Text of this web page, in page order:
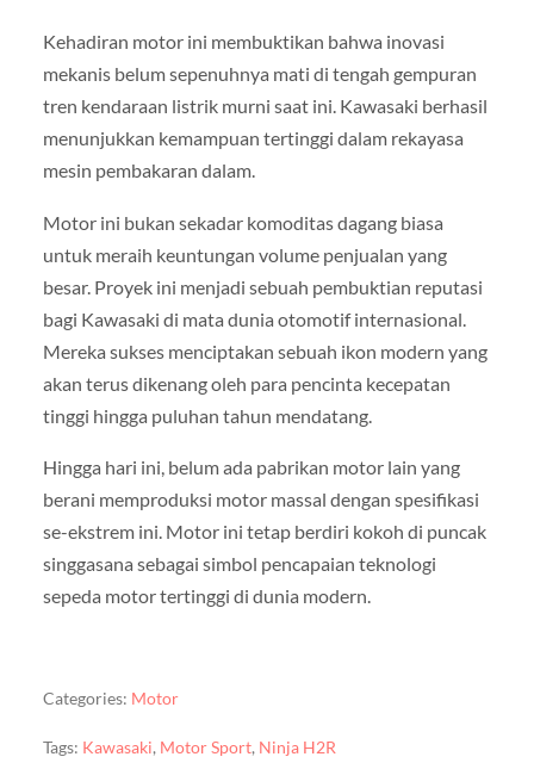
Kehadiran motor ini membuktikan bahwa inovasi
mekanis belum sepenuhnya mati di tengah gempuran
tren kendaraan listrik murni saat ini. Kawasaki berhasil
menunjukkan kemampuan tertinggi dalam rekayasa
mesin pembakaran dalam.
Motor ini bukan sekadar komoditas dagang biasa
untuk meraih keuntungan volume penjualan yang
besar. Proyek ini menjadi sebuah pembuktian reputasi
bagi Kawasaki di mata dunia otomotif internasional.
Mereka sukses menciptakan sebuah ikon modern yang
akan terus dikenang oleh para pencinta kecepatan
tinggi hingga puluhan tahun mendatang.
Hingga hari ini, belum ada pabrikan motor lain yang
berani memproduksi motor massal dengan spesifikasi
se-ekstrem ini. Motor ini tetap berdiri kokoh di puncak
singgasana sebagai simbol pencapaian teknologi
sepeda motor tertinggi di dunia modern.
Categories: Motor
Tags: Kawasaki, Motor Sport, Ninja H2R